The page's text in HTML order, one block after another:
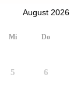
August 2026
Mi Do
5 6